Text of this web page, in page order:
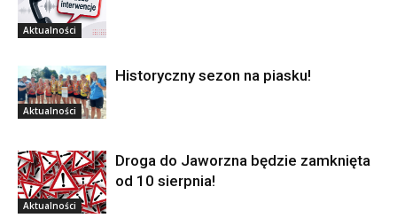
Aktualności
Aktualności
Historyczny sezon na piasku!
Aktualności
Droga do Jaworzna będzie zamknięta
od 10 sierpnia!